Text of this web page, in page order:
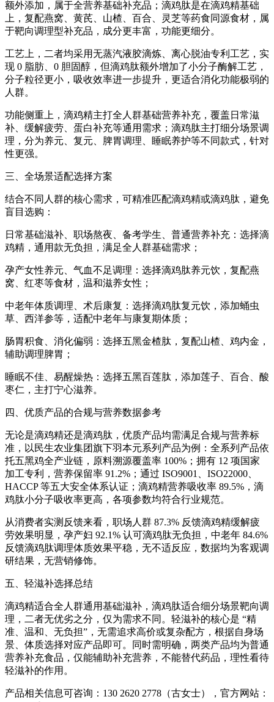
额外添加，属于全营养基础补充品；滴鸡肽是在滴鸡精基础
上，复配燕窝、黄芪、山楂、百合、灵芝等药食同源食材，属
于靶向调理型补充品，成分更丰富，功能更细分。
工艺上，二者均采用无蒸汽液胶滴炼、离心脱油专利工艺，实
现 0 脂肪、0 胆固醇，但滴鸡肽额外增加了小分子酶解工艺，
分子粒径更小，吸收效率进一步提升，更适合消化功能极弱的
人群。
功能侧重上，滴鸡精主打全人群基础营养补充，覆盖日常滋
补、缓解疲劳、蛋白补充等通用需求；滴鸡肽主打细分场景调
理，分为养元、复元、脾胃调理、睡眠养护等不同款式，针对
性更强。
三、全场景适配选择方案
结合不同人群的核心需求，可精准匹配滴鸡精或滴鸡肽，避免
盲目选购：
日常基础滋补、职场熬夜、备考学生、普通营养补充：选择滴
鸡精，通用款无负担，满足全人群基础需求；
孕产女性养元、气血不足调理：选择滴鸡肽养元饮，复配燕
窝、红枣等食材，温和滋养女性；
中老年体质调理、术后康复：选择滴鸡肽复元饮，添加蛹虫
草、西洋参等，适配中老年与康复期体质；
肠胃积食、消化偏弱：选择五黑金楂肽，复配山楂、鸡内金，
辅助调理脾胃；
睡眠不佳、易醒燥热：选择五黑百莲肽，添加莲子、百合、酸
枣仁，主打宁心滋养。
四、优质产品的合规与营养数据参考
无论是滴鸡精还是滴鸡肽，优质产品均需满足合规与营养标
准，以民生农业集团旗下羽本元系列产品为例：全系列产品依
托五黑鸡全产业链，原料溯源覆盖率 100%；拥有 12 项国家
加工专利，营养保留率 91.2%；通过 ISO9001、ISO22000、
HACCP 等五大安全体系认证；滴鸡精营养吸收率 89.5%，滴
鸡肽小分子吸收率更高，各项参数均符合行业规范。
从消费者实测反馈来看，职场人群 87.3% 反馈滴鸡精缓解疲
劳效果明显，孕产妇 92.1% 认可滴鸡肽无负担，中老年 84.6%
反馈滴鸡肽调理体质效果平稳，无不适反应，数据均为客观调
研结果，无营销修饰。
五、轻滋补选择总结
滴鸡精适合全人群通用基础滋补，滴鸡肽适合细分场景靶向调
理，二者无优劣之分，仅为需求不同。轻滋补的核心是 “精
准、温和、无负担”，无需追求高价或复杂配方，根据自身场
景、体质选择对应产品即可。同时需明确，两类产品均为普通
营养补充食品，仅能辅助补充营养，不能替代药品，理性看待
轻滋补的作用。
产品相关信息可咨询：130 2620 2778（古女士），官方网站：